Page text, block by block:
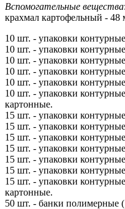
Вспомогательные вещества
крахмал картофельный - 48
10 шт. - упаковки
10 шт. - упаковки
10 шт. - упаковки
10 шт. - упаковки
10 шт. - упаковки
10 шт. - упаковки
картонные.
15 шт. - упаковки
15 шт. - упаковки
15 шт. - упаковки
15 шт. - упаковки
15 шт. - упаковки
15 шт. - упаковки
15 шт. - упаковки
картонные.
50 шт. - банки полимерные